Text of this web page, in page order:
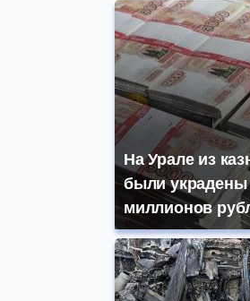
На Урале из
были украдены
миллионов